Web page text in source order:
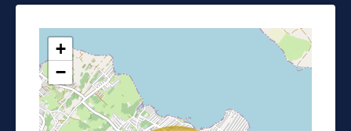
+
−